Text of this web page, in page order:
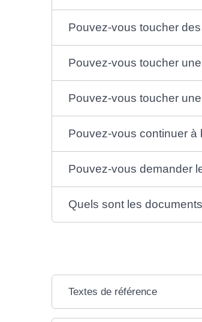
Pouvez-vous toucher
Pouvez-vous toucher
Pouvez-vous toucher
Pouvez-vous continuer à
Pouvez-vous demander
Quels sont les
Textes de référence